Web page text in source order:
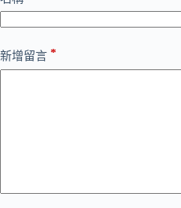
新增留言 *